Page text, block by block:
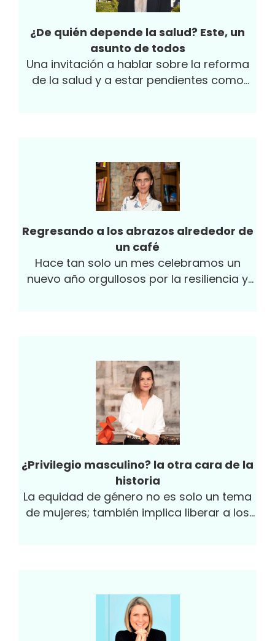
¿De quién depende la salud? Este, un
asunto de todos
Una invitación a hablar sobre la reforma
de la salud y a estar pendientes como
Regresando a los abrazos alrededor de
un café
Hace tan solo un mes celebramos un
nuevo año orgullosos por la resiliencia y
¿Privilegio masculino? la otra cara de la
historia
La equidad de género no es solo un tema
de mujeres; también implica liberar a los